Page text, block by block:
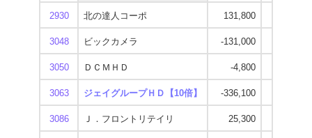
2930 北の達人コーポ 131,800
3048 ビックカメラ -131,000
3050 ＤＣＭＨＤ -4,800
3063 ジェイグループＨＤ【10倍】 -336,100
3086 Ｊ．フロントリテイリ 25,300